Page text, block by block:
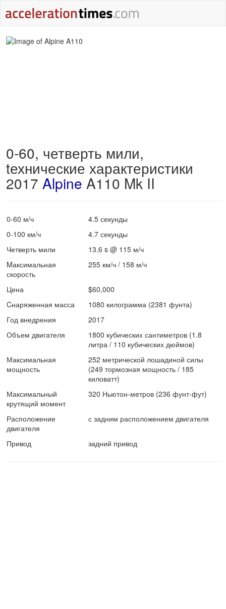
0-60, четверть мили,
tехнические характеристики
2017 Alpine A110 Mk II
0-60 м/ч
4.5 секунды
0-100 км/ч
4.7 секунды
Четверть мили
13.6 s @ 115 м/ч
Mаксимальная
скорость
255 км/ч / 158 м/ч
Цена
$60,000
Cнаряженная масса
1080 килограмма (2381 фунта)
Год внедрения
2017
Объем двигателя
1800 кубических сантиметров (1.8
литра / 110 кубических дюймов)
Максимальная
мощность
252 метрической лошадиной силы
(249 тормозная мощность / 185
киловатт)
Максимальный
крутящий момент
320 Ньютон-метров (236 фунт-фут)
Расположение
двигателя
с задним расположением двигателя
Привод задний привод